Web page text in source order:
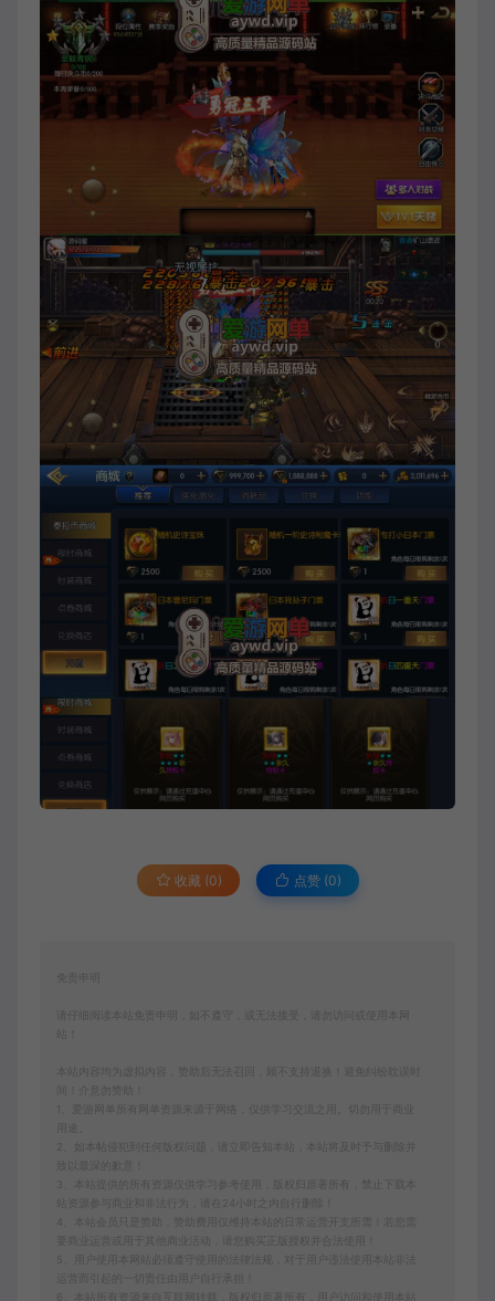
收藏 (0) 点赞 (0)
免责申明
请仔细阅读本站免责申明，如不遵守，或无法接受，请勿访问或使用本网
本站内容均为虚拟内容，赞助后无法召回，顾不支持退换！避免纠纷耽误时
间！介意勿赞助！
1、爱游网单所有网单资源来源于网络，仅供学习交流之用。切勿用于商业
2、如本帖侵犯到任何版权问题，请立即告知本站，本站将及时予与删除并
致以最深的歉意！
3、本站提供的所有资源仅供学习参考使用，版权归原著所有，禁止下载本
站资源参与商业和非法行为，请在24小时之内自行删除！
4、本站会员只是赞助，赞助费用仅维持本站的日常运营开支所需！若您需
要商业运营或用于其他商业活动，请您购买正版授权并合法使用！
5、用户使用本网站必须遵守使用的法律法规，对于用户违法使用本站非法
6、本站所有资源来自互联网转载，版权归原著所有，用户访问和使用本站